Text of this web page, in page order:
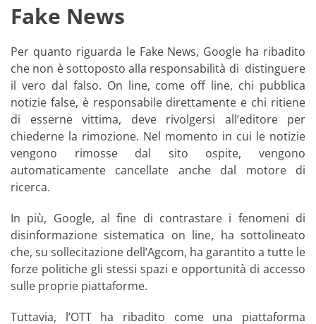
Fake News
Per quanto riguarda le Fake News, Google ha ribadito
che non è sottoposto alla responsabilità di distinguere
il vero dal falso. On line, come off line, chi pubblica
notizie false, è responsabile direttamente e chi ritiene
di esserne vittima, deve rivolgersi all’editore per
chiederne la rimozione. Nel momento in cui le notizie
vengono rimosse dal sito ospite, vengono
automaticamente cancellate anche dal motore di
ricerca.
In più, Google, al fine di contrastare i fenomeni di
disinformazione sistematica on line, ha sottolineato
che, su sollecitazione dell’Agcom, ha garantito a tutte le
forze politiche gli stessi spazi e opportunità di accesso
sulle proprie piattaforme.
Tuttavia, l’OTT ha ribadito come una piattaforma